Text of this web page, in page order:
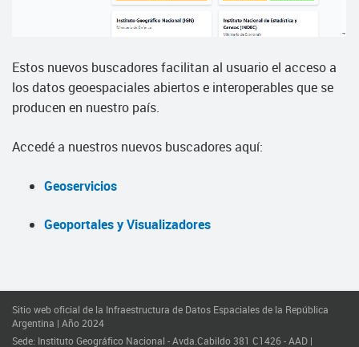
Estos nuevos buscadores facilitan al usuario el acceso a
los datos geoespaciales abiertos e interoperables que se
producen en nuestro país.
Accedé a nuestros nuevos buscadores aquí:
Geoservicios
Geoportales y Visualizadores
Sitio web oficial de la Infraestructura de Datos Espaciales de la República
Argentina | Año 2024
Sede: Instituto Geográfico Nacional - Avda.Cabildo 381 C1426 - AAD |